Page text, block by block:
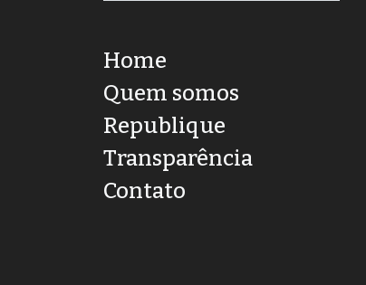
Home
Quem somos
Republique
Transparência
Contato